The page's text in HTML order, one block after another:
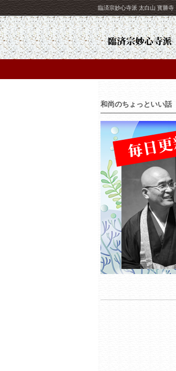
臨済宗妙心寺派 太白山 寳勝寺
和尚のちょっといい話